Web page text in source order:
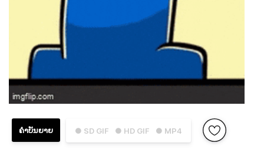
● SD GIF ● HD GIF ● MP4
ຄຳບັນຍາຍ